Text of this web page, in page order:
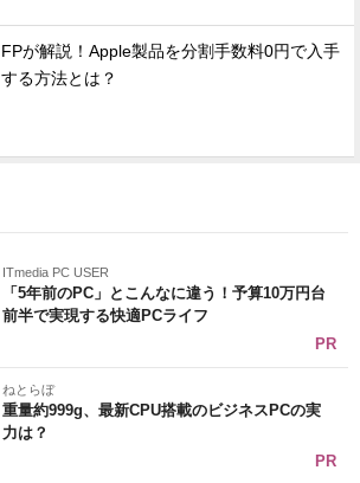
FPが解説！Apple製品を分割手数料0円で入手
する方法とは？
ITmedia PC USER
「5年前のPC」とこんなに違う！予算10万円台
前半で実現する快適PCライフ
PR
ねとらぼ
重量約999g、最新CPU搭載のビジネスPCの実
力は？
PR